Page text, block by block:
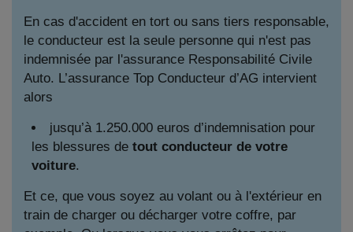
En cas d'accident en tort ou sans tiers responsable,
le conducteur est la seule personne qui n'est pas
indemnisée par l'assurance Responsabilité Civile
Auto. L’assurance Top Conducteur d’AG intervient
alors
jusqu’à 1.250.000 euros d’indemnisation pour
les blessures de tout conducteur de votre
voiture.
Et ce, que vous soyez au volant ou à l'extérieur en
train de charger ou décharger votre coffre, par